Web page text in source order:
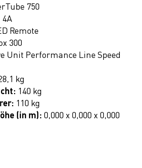
750
4A
Remote
300
Unit Performance Line Speed
kg
140 kg
110 kg
(in m): 0,000 x 0,000 x 0,000